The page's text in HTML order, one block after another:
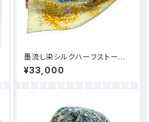
墨流し染シルクハーフストール
HS53_泡渦巻
¥33,000